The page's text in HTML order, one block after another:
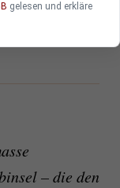
– die den
gelesen und erkläre